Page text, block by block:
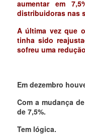
aumentar em
distribuidoras nas
A última vez que
tinha sido
sofreu uma
Em dezembro
Com a mudança
de 7,5%.
Tem lógica.